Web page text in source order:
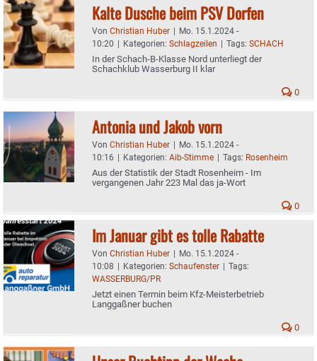
Kalte Dusche beim PSV Dorfen
Von Christian Huber | Mo. 15.1.2024 -
10:20 | Kategorien: Schlagzeilen | Tags: SCHACH
In der Schach-B-Klasse Nord unterliegt der
Schachklub Wasserburg II klar
0
Antonia und Jakob vorn
Von Christian Huber | Mo. 15.1.2024 -
10:16 | Kategorien: Aib-Stimme | Tags: Rosenheim
Aus der Statistik der Stadt Rosenheim - Im
vergangenen Jahr 223 Mal das ja-Wort
0
Im Januar gibt es tolle Rabatte
Von Christian Huber | Mo. 15.1.2024 -
10:08 | Kategorien: Schaufenster | Tags:
WASSERBURG/PR
Jetzt einen Termin beim Kfz-Meisterbetrieb
Langgaßner buchen
0